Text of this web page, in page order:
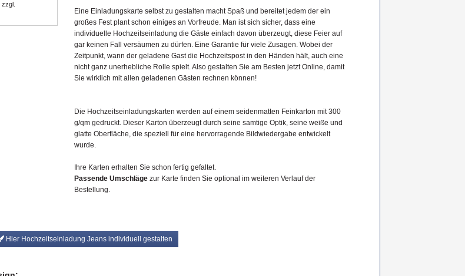
Eine Einladungskarte selbst zu gestalten macht Spaß und bereitet jedem der ein
großes Fest plant schon einiges an Vorfreude. Man ist sich sicher, dass eine
individuelle Hochzeitseinladung die Gäste einfach davon überzeugt, diese Feier auf
gar keinen Fall versäumen zu dürfen. Eine Garantie für viele Zusagen. Wobei der
Zeitpunkt, wann der geladene Gast die Hochzeitspost in den Händen hält, auch eine
nicht ganz unerhebliche Rolle spielt. Also gestalten Sie am Besten jetzt Online, damit
Sie wirklich mit allen geladenen Gästen rechnen können!
Die Hochzeitseinladungskarten werden auf einem seidenmatten Feinkarton mit 300
g/qm gedruckt. Dieser Karton überzeugt durch seine samtige Optik, seine weiße und
glatte Oberfläche, die speziell für eine hervorragende Bildwiedergabe entwickelt
wurde.
Ihre Karten erhalten Sie schon fertig gefaltet.
Passende Umschläge zur Karte finden Sie optional im weiteren Verlauf der
Bestellung.
Hier Hochzeitseinladung Jeans individuell gestalten